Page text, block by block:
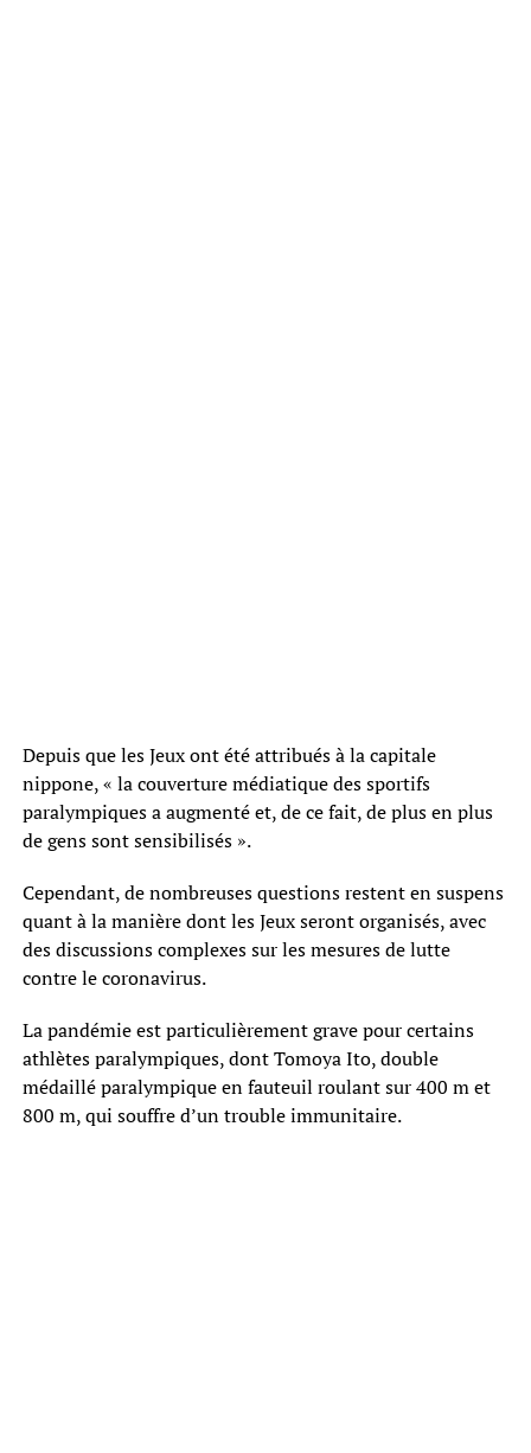
Depuis que les Jeux ont été attribués à la capitale
nippone, « la couverture médiatique des sportifs
paralympiques a augmenté et, de ce fait, de plus en plus
de gens sont sensibilisés ».
Cependant, de nombreuses questions restent en suspens
quant à la manière dont les Jeux seront organisés, avec
des discussions complexes sur les mesures de lutte
contre le coronavirus.
La pandémie est particulièrement grave pour certains
athlètes paralympiques, dont Tomoya Ito, double
médaillé paralympique en fauteuil roulant sur 400 m et
800 m, qui souffre d’un trouble immunitaire.